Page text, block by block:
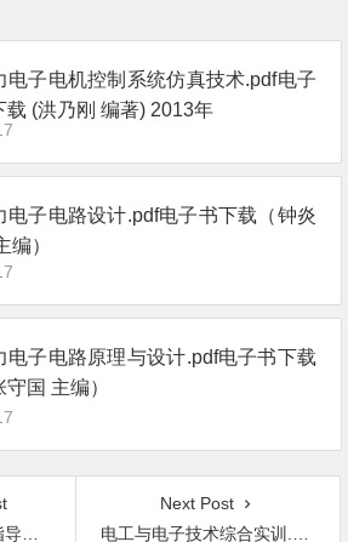
电子电机控制系统仿真技术.pdf电子
载 (洪乃刚 编著) 2013年
电子电路设计.pdf电子书下载（钟炎
编）
电子电路原理与设计.pdf电子书下载
守国 主编）
年
Next Post
电工与电子技术综合实训.pdf电子书下载 [梁向红 主编] 2013年